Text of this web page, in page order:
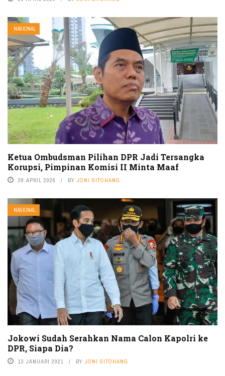
NASIONAL
Ketua Ombudsman Pilihan DPR Jadi Tersangka
Korupsi, Pimpinan Komisi II Minta Maaf
28 APRIL 2026 BY JONI SITOHANG
NASIONAL
Jokowi Sudah Serahkan Nama Calon Kapolri ke
DPR, Siapa Dia?
13 JANUARI 2021 BY JONI SITOHANG